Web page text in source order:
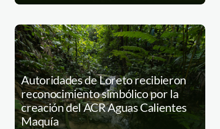
Autoridades de Loreto recibieron
reconocimiento simbólico por la
creación del ACR Aguas Calientes
Maquía